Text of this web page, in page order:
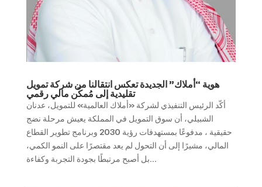
هوية “أملاك” الجديدة تعكس انتقالنا من شركة تمويل
تقليدية إلى مُمكّن مالي رقمي
أكّد الرئيس التنفيذي لشركة «أملاك العالمية» للتمويل، عدنان
الشبيلي، أن سوق التمويل في المملكة يعيش مرحلة نضج
حقيقية ، مدفوعًا بمستهدفات رؤية 2030 وبرنامج تطوير القطاع
المالي، مشيرًا إلى أن التحول لم يعد مقتصرًا على النمو الكمي،
بل أصبح مرتبطًا بجودة التجربة وكفاءة...